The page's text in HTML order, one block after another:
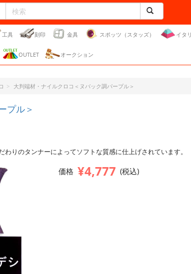
工具 刻印 金具 スポッツ（スタッズ） イタ
OUTLET オークション
大判端材・ナイルクロコ＜ヌバック調パープル＞
プル＞
りのタンナーによってソフトな質感に仕上げされています。
価格 ¥4,777 (税込)